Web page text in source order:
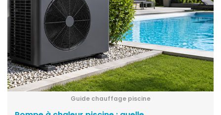
Guide chauffage piscine